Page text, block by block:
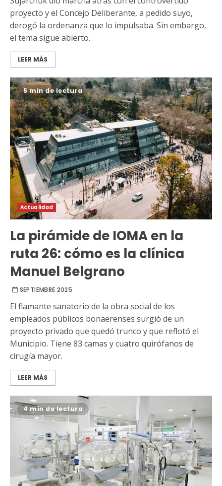
proyecto y el Concejo Deliberante, a pedido suyo,
derogó la ordenanza que lo impulsaba. Sin embargo,
el tema sigue abierto.
LEER MÁS
5 min de lectura
Actualidad
La pirámide de IOMA en la
ruta 26: cómo es la clínica
Manuel Belgrano
SEPTIEMBRE 2025
El flamante sanatorio de la obra social de los
empleados públicos bonaerenses surgió de un
proyecto privado que quedó trunco y que reflotó el
Municipio. Tiene 83 camas y cuatro quirófanos de
cirugía mayor.
LEER MÁS
4 min de lectura